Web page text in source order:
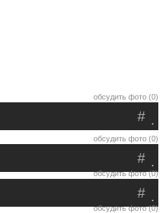
обсудить фото (0)
.
#
обсудить фото (0)
.
#
обсудить фото (0)
.
#
обсудить фото (0)